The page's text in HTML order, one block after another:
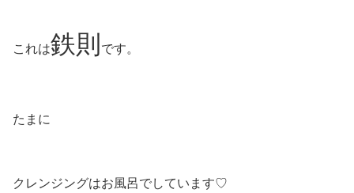
これは鉄則 です。
たまに
クレンジングはお風呂でしています♡